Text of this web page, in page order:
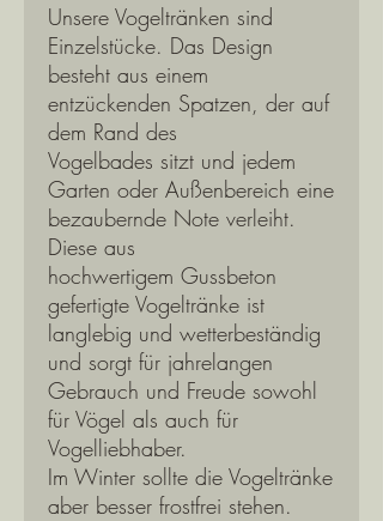
Unsere Vogeltränken sind
Einzelstücke. Das Design
besteht aus einem
entzückenden Spatzen, der auf
dem Rand des
Vogelbades sitzt und jedem
Garten oder Außenbereich eine
bezaubernde Note verleiht.
Diese aus
hochwertigem Gussbeton
gefertigte Vogeltränke ist
langlebig und wetterbeständig
und sorgt für jahrelangen
Gebrauch und Freude sowohl
für Vögel als auch für
Vogelliebhaber.
Im Winter sollte die Vogeltränke
aber besser frostfrei stehen.